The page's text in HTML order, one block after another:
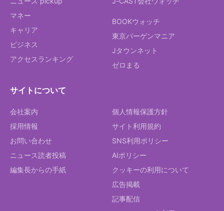
マネー
キャリア
ビジネス
アクセスランキング
BOOKウォッチ
東京バーゲンマニア
Jタウンネット
ゼロまる
サイトについて
会社案内
採用情報
お問い合わせ
ニュース読者投稿
編集長からの手紙
個人情報保護方針
サイト利用規約
SNS利用ポリシー
AIポリシー
クッキーの利用について
広告掲載
記事配信